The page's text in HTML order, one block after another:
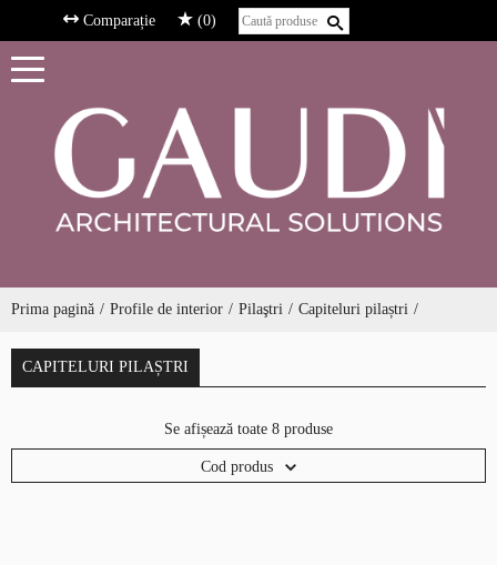
Comparație (0)
Prima pagină Profile de interior Pilaştri Capiteluri pilaștri
CAPITELURI PILAȘTRI
Se afișează toate 8 produse
Cod produs